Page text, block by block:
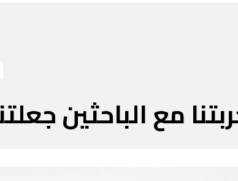
مع الباحثين